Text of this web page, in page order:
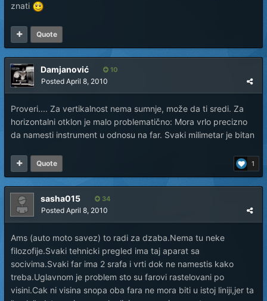
znati
Quote
Damjanović 10
Posted April 8, 2010
Proveri.... Za vertikalnost nema sumnje, može da ti sredi. Za
horizontalni otklon je malo problematično: Mora vrlo precizno
da namesti instrument u odnosu na far. Svaki milimetar je bitan
1
Quote
sasha015 34
Posted April 8, 2010
Ams (auto moto savez) to radi za dzaba.Nema tu neke
filozofije.Svaki tehnicki pregled ima taj aparat sa
socivima.Svaki far ima 2 srafa i vrti dok ne namestis kako
treba.Uglavnom je problem sto su farovi rastelovani po
visini.Cak ni visina snopa oba fara ne mora biti u istoj liniji,jer ta